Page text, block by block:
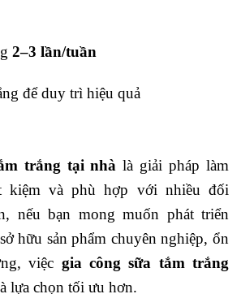
2–3 lần/tuần
để duy trì hiệu quả
trắng tại nhà là giải pháp làm
kiệm và phù hợp với nhiều đối
nếu bạn mong muốn phát triển
hữu sản phẩm chuyên nghiệp, ổn
việc gia công sữa tắm trắng
lựa chọn tối ưu hơn.